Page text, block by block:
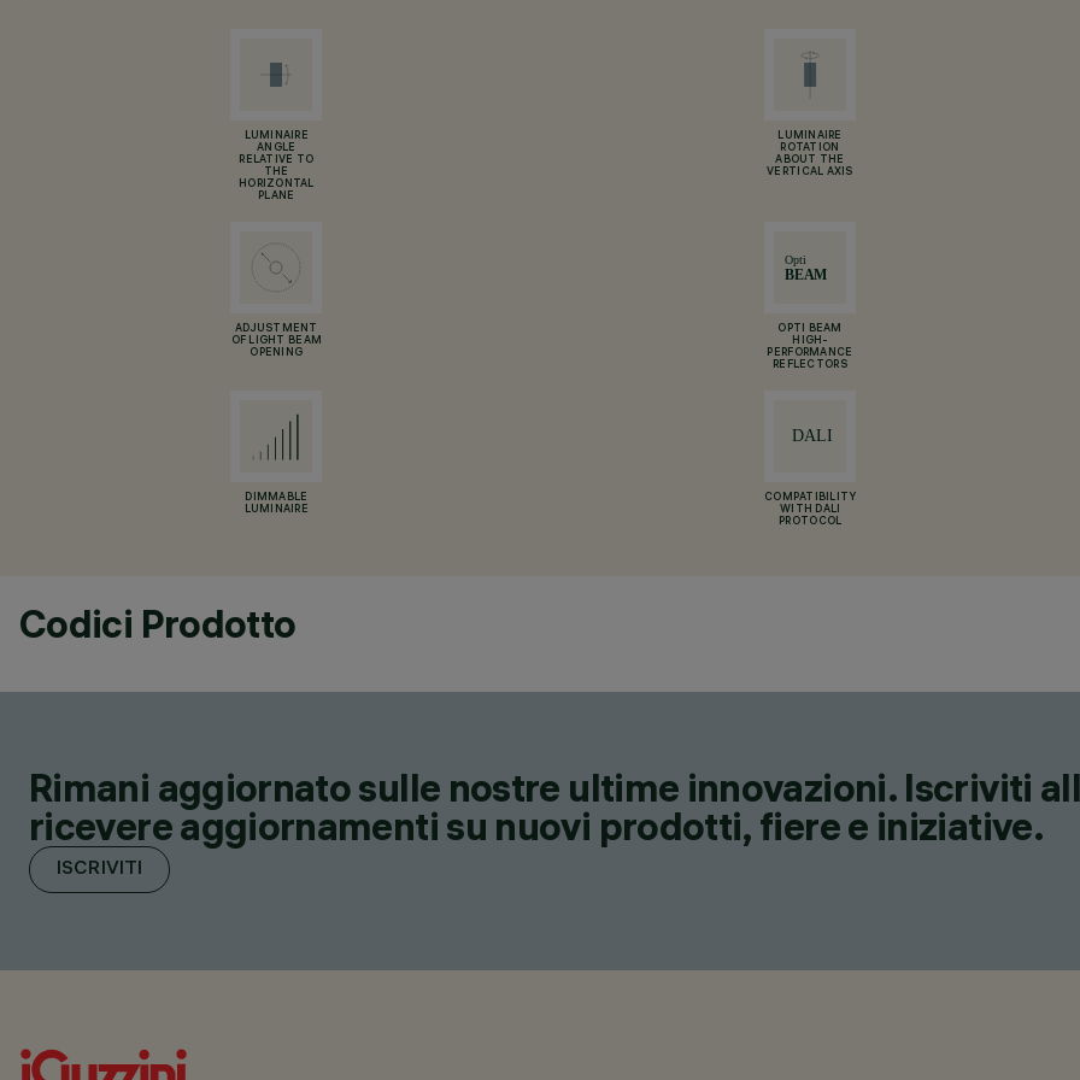
LUMINAIRE
ANGLE
RELATIVE TO
THE
HORIZONTAL
PLANE
LUMINAIRE
ROTATION
ABOUT THE
VERTICAL AXIS
ADJUSTMENT
OF LIGHT BEAM
OPENING
OPTI BEAM
HIGH-
PERFORMANCE
REFLECTORS
DIMMABLE
LUMINAIRE
COMPATIBILITY
WITH DALI
PROTOCOL
Codici Prodotto
Rimani aggiornato sulle nostre ultime innovazioni. Iscriviti
ricevere aggiornamenti su nuovi prodotti, fiere e iniziative.
ISCRIVITI